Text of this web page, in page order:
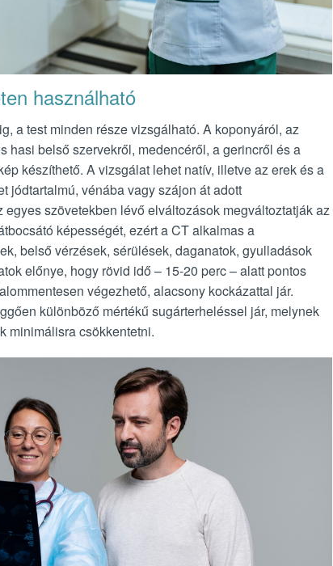
használható
a test minden része vizsgálható. A koponyáról, az
hasi belső szervekről, medencéről, a gerincről és a
készíthető. A vizsgálat lehet natív, illetve az erek és a
jódtartalmú, vénába vagy szájon át adott
szövetekben lévő elváltozások megváltoztatják az
képességét, ezért a CT alkalmas a
belső vérzések, sérülések, daganatok, gyulladások
előnye, hogy rövid idő – 15-20 perc – alatt pontos
végezhető, alacsony kockázattal jár.
különböző mértékű sugárterheléssel jár, melynek
minimálisra csökkentetni.